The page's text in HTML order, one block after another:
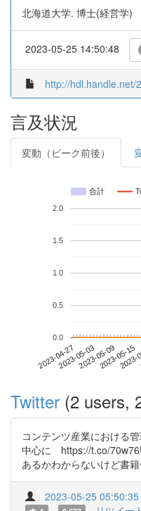
北海道大学. 博士(経営学)
2023-05-25 14:50:48
http://hdl.handle.net/
言及状況
変動（ピーク前後）
合計
2023-04-272023-05-032023-05-092023-05-15
0.0
0.5
1.0
1.5
2.0
Twitter (2 users,
コンテンツ産業における
中心に https://t.co/
あるかわからないけど書
2023-05-25 05:50:35